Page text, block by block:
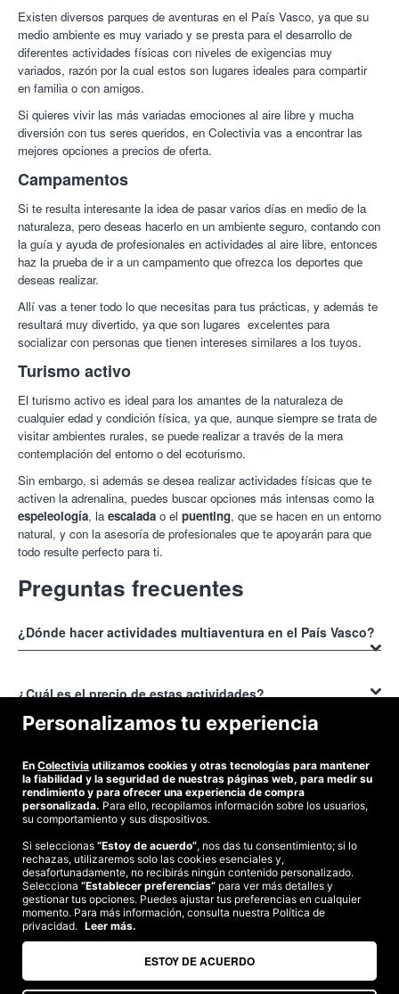
Existen diversos parques de aventuras en el País Vasco, ya que su
medio ambiente es muy variado y se presta para el desarrollo de
diferentes actividades físicas con niveles de exigencias muy
variados, razón por la cual estos son lugares ideales para compartir
en familia o con amigos.
Si quieres vivir las más variadas emociones al aire libre y mucha
diversión con tus seres queridos, en Colectivia vas a encontrar las
mejores opciones a precios de oferta.
Campamentos
Si te resulta interesante la idea de pasar varios días en medio de la
naturaleza, pero deseas hacerlo en un ambiente seguro, contando con
la guía y ayuda de profesionales en actividades al aire libre, entonces
haz la prueba de ir a un campamento que ofrezca los deportes que
deseas realizar.
Allí vas a tener todo lo que necesitas para tus prácticas, y además te
resultará muy divertido, ya que son lugares excelentes para
socializar con personas que tienen intereses similares a los tuyos.
Turismo activo
El turismo activo es ideal para los amantes de la naturaleza de
cualquier edad y condición física, ya que, aunque siempre se trata de
visitar ambientes rurales, se puede realizar a través de la mera
contemplación del entorno o del ecoturismo.
Sin embargo, si además se desea realizar actividades físicas que te
activen la adrenalina, puedes buscar opciones más intensas como la
espeleología, la escalada o el puenting, que se hacen en un entorno
natural, y con la asesoría de profesionales que te apoyarán para que
todo resulte perfecto para ti.
Preguntas frecuentes
¿Dónde hacer actividades multiaventura en el País Vasco?
ingresa a la página web Colectivia, ya que gracias a su asociación
con diversas empresas que prestan esos servicios, te puede ofrecer
un amplio abanico de posibilidades entre los que vas a encontrar tus
¿Cuál es el precio de estas actividades?
El precio de realizar
actividades multiaventuras en el País Vasco
Colectivia te van a dar un descuento del 28%, por lo que solo vas a
pagar 10,90€ por disfrutar durante todo un día de las diferentes
actividades de un parque multiaventura con parking gratis. Visita
nuestra web para ver otras ofertas.
multiaventura en el País Vasco?
Si estas interesado en conseguirdescuentos para actividades
a https://www.colectivia.com, buscar la categoría regalos sub-
categoría multiaventuras y de inmediato se desplegarán diversas
ofertas para que escojas la que te resulte mas divertida.
©2026 Colectivia
Términos y condiciones|Política de privacidad|Política de cookies
Estudio turismo de verano 2020
Personalizamos tu experiencia
En Colectivia utilizamos cookies y otras tecnologías para mantener
la fiabilidad y la seguridad de nuestras páginas web, para medir su
rendimiento y para ofrecer una experiencia de compra
personalizada. Para ello, recopilamos información sobre los usuarios,
su comportamiento y sus dispositivos.
Si seleccionas “Estoy de acuerdo”, nos das tu consentimiento; si lo
rechazas, utilizaremos solo las cookies esenciales y,
desafortunadamente, no recibirás ningún contenido personalizado.
Selecciona “Establecer preferencias” para ver más detalles y
gestionar tus opciones. Puedes ajustar tus preferencias en cualquier
momento. Para más información, consulta nuestra Política de
privacidad. Leer más.
ESTOY DE ACUERDO